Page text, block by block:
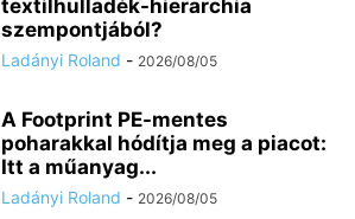
textilhulladék-hierarchia
szempontjából?
Ladányi Roland - 2026/08/05
A Footprint PE-mentes
poharakkal hódítja meg a piacot:
Itt a műanyag...
Ladányi Roland - 2026/08/05